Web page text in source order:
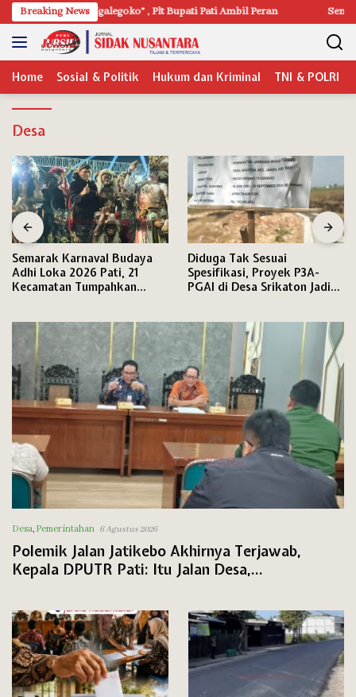
Langsung
ke
konten
Breaking News
Ngalegoko” , Plt Bupati Pati Ambil Peran Semarak
Home Sosial & Politik Hukum dan Kriminal TNI & POLRI
Desa
Semarak Karnaval Budaya
Adhi Loka 2026 Pati, 21
Kecamatan Tumpahkan
Diduga Tak Sesuai
Spesifikasi, Proyek P3A-
PGAI di Desa Srikaton Jadi
Desa, Pemerintahan 6 Agustus 2026
Polemik Jalan Jatikebo Akhirnya Terjawab,
Kepala DPUTR Pati: Itu Jalan Desa,